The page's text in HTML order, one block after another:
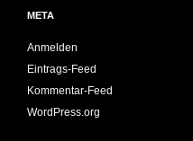
META
Anmelden
Eintrags-Feed
Kommentar-Feed
WordPress.org